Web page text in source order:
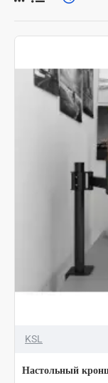
KSL
Настольный